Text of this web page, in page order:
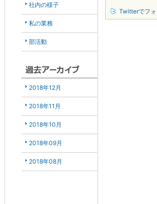
社内の様子
私の業務
部活動
2018年12月
2018年11月
2018年10月
2018年09月
2018年08月
Twitterでフ